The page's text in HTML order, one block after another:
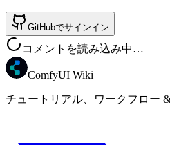
GitHubでサインイン
コメントを読み込み中…
ComfyUI Wiki
チュートリアル、ワークフロー